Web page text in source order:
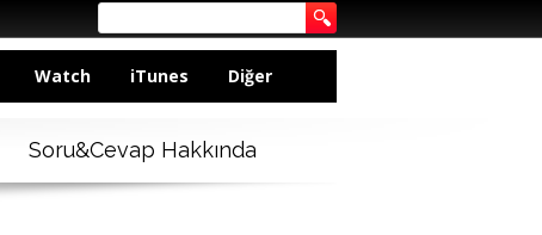
Watch iTunes Diğer
Soru&Cevap Hakkında